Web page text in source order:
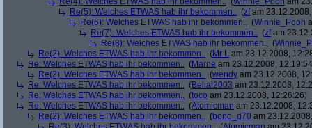
Re(5): Welches ETWAS hab ihr bekommen.. (zfam
Re(6): Welches ETWAS hab ihr bekommen.. (Winnie_Pooh
Re(7): Welches ETWAS hab ihr bekommen.. (zfam
Re(8): Welches ETWAS hab ihr bekommen.. (
Re(2): Welches ETWAS hab ihr bekommen.. (Mr L am 23.12.2008,
Re: Welches ETWAS hab ihr bekommen.. (Marne am 23.12.2008,
Re(2): Welches ETWAS hab ihr bekommen.. (wendy am 23.12.2008,
Re: Welches ETWAS hab ihr bekommen.. (Belial2003 am 23.12.2008,
Re: Welches ETWAS hab ihr bekommen.. (toco am 23.12.2008, 12:26:26)
Re: Welches ETWAS hab ihr bekommen.. (Atomicman am 23.12.2008,
Re(2): Welches ETWAS hab ihr bekommen.. (bono_d70 am